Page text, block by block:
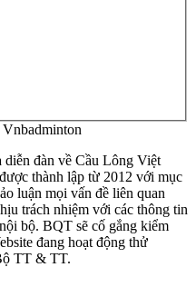
đàn về Cầu Lông Việt
thành lập từ 2012 với mục
luận mọi vấn đề liên quan
trách nhiệm với các thông tin
bộ. BQT sẽ cố gắng kiểm
đang hoạt động thử
TT & TT.